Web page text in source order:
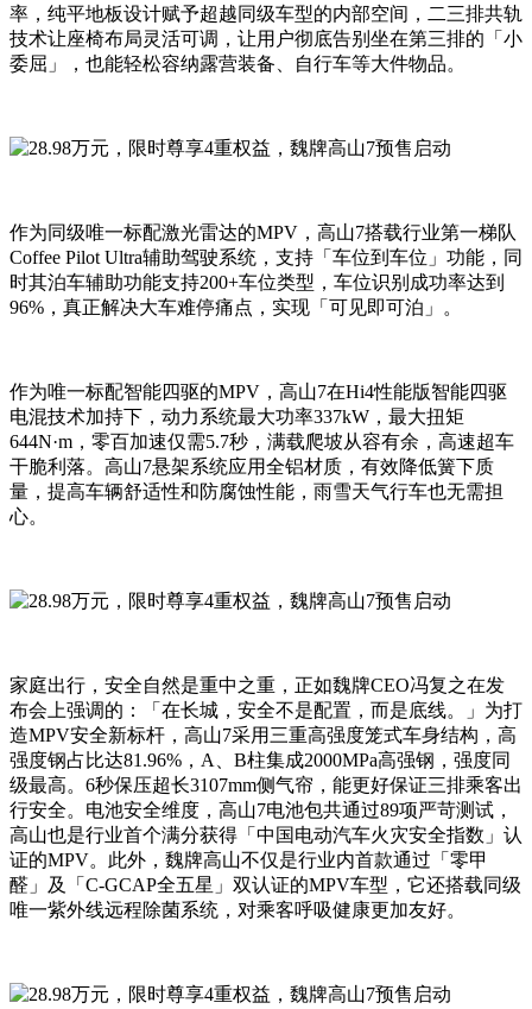
率，纯平地板设计赋予超越同级车型的内部空间，二三排共轨
技术让座椅布局灵活可调，让用户彻底告别坐在第三排的「小
委屈」，也能轻松容纳露营装备、自行车等大件物品。
作为同级唯一标配激光雷达的MPV，高山7搭载行业第一梯队
Coffee Pilot Ultra辅助驾驶系统，支持「车位到车位」功能，同
时其泊车辅助功能支持200+车位类型，车位识别成功率达到
96%，真正解决大车难停痛点，实现「可见即可泊」。
作为唯一标配智能四驱的MPV，高山7在Hi4性能版智能四驱
电混技术加持下，动力系统最大功率337kW，最大扭矩
644N·m，零百加速仅需5.7秒，满载爬坡从容有余，高速超车
干脆利落。高山7悬架系统应用全铝材质，有效降低簧下质
量，提高车辆舒适性和防腐蚀性能，雨雪天气行车也无需担
心。
家庭出行，安全自然是重中之重，正如魏牌CEO冯复之在发
布会上强调的：「在长城，安全不是配置，而是底线。」为打
造MPV安全新标杆，高山7采用三重高强度笼式车身结构，高
强度钢占比达81.96%，A、B柱集成2000MPa高强钢，强度同
级最高。6秒保压超长3107mm侧气帘，能更好保证三排乘客出
行安全。电池安全维度，高山7电池包共通过89项严苛测试，
高山也是行业首个满分获得「中国电动汽车火灾安全指数」认
证的MPV。此外，魏牌高山不仅是行业内首款通过「零甲
醛」及「C-GCAP全五星」双认证的MPV车型，它还搭载同级
唯一紫外线远程除菌系统，对乘客呼吸健康更加友好。